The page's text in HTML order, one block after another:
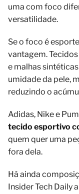
uma com foco
versatilidade.
Se o foco é
vantagem.
e malhas
umidade da pele,
reduzindo o
Adidas, Nike e
tecido esportivo
quem quer uma
fora dela.
Há ainda
Insider Tech Daily